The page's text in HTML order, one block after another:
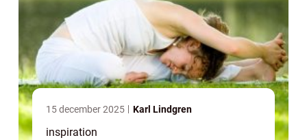
15 december 2025 Karl Lindgren
inspiration